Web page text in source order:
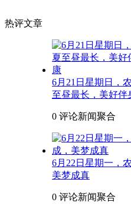
热评文章
6月21日星期日，
至昼最长，美好伴
0 评论新闻聚合
6月22日星期一，
美梦成真
0 评论新闻聚合